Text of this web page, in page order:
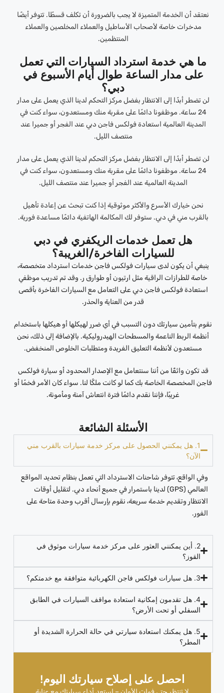
احصل على إصلاح سيارتك اليوم!
نعتقد أن الخدمة المتميزة لا يجب بالضرورة أن تكلف قسطًا. تتوفر أيضًا
مدخرات خاصة لأصحاب الأساطيل والعملاء المخلصين والعملاء
المنتظمين.
ما هي خدمة استرداد السيارات التي تعمل
على مدار الساعة طوال أيام الأسبوع في
دبي؟
لن تضطر أبدًا إلى الانتظار بفضل مركز التحكم لدينا الذي يعمل على مدار
24 ساعة. موظفونا دائمًا على مقربة منك ومستعدون، سواء كنت في
المدينة العالمية استعادة فولكس فاجن دبي عند الفجر أو جميرا عند
منتصف الليل.
لن تضطر أبدًا إلى الانتظار بفضل مركز التحكم لدينا الذي يعمل على مدار
24 ساعة. موظفونا دائمًا على مقربة منك ومستعدون، سواء كنت في
المدينة العالمية عند الفجر أو جميرا عند منتصف الليل.
نحن خيارك الأسرع والأكثر موثوقية إذا كنت تبحث عن إعادة تأهيل
بالقرب مني في دبي. ستوفر لك المكالمة الهاتفية دائمًا مساعدة فورية.
هل تعمل خدمات الريكفري في دبي
للسيارات الفاخرة/الغريبة؟
ينبغي أن يكون لدى سيارات فولكس فاجن خدمات استرداد متخصصة،
خاصة للطرازات الراقية مثل ارتيون أو طوارق ر. وقد تم تدريب موظفي
استعادة فولكس فاجن دبي على التعامل مع السيارات الفاخرة بأقصى
قدر من العناية والحذر.
نقوم بتأمين سيارتك دون التسبب في أي ضرر لهيكلها أو هيكلها باستخدام
أنظمة الربط الناعمة والمسطحات الهيدروليكية. بالإضافة إلى ذلك، نحن
مستعدون لأنظمة التعليق الفريدة ومتطلبات الخلوص المنخفض.
قد تكون واثقًا من أننا سنتعامل مع الإصدار المحدود أو سيارة فولكس
فاجن المخصصة الخاصة بك كما لو كانت ملكًا لنا. سواء كان الأمر فخمًا أو
غريبًا، فإننا نقدم دائمًا فترة انتعاش آمنة ومأمونة.
الأسئلة الشائعة
1. هل يمكنني الحصول على مركز خدمة سيارات بالقرب مني
الآن؟
وفي الواقع، تتوفر شاحنات الاسترداد التي تعمل بنظام تحديد المواقع
العالمي (GPS) لدينا باستمرار في جميع أنحاء دبي. لتقليل أوقات
الانتظار وتقديم خدمة سريعة، نقوم بإرسال أقرب وحدة متاحة على
الفور.
2. أين يمكنني العثور على مركز خدمة سيارات موثوق في
القوز؟
3. هل سيارات فولكس فاجن الكهربائية متوافقة مع خدمتكم؟
4. هل تقدمون إمكانية استعادة مواقف السيارات في الطابق
السفلي أو تحت الأرض؟
5. هل يمكنك استعادة سيارتي في حالة الحرارة الشديدة أو
المطر؟